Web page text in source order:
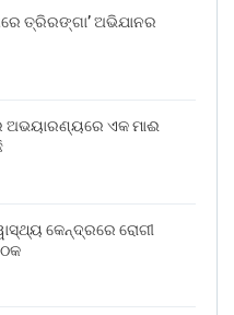
ତ୍ରିରଙ୍ଗା’ ଅଭିଯାନର
ଅଭୟାରଣ୍ୟରେ ଏକ ମାଈ
କେନ୍ଦ୍ରରେ ରୋଗୀ